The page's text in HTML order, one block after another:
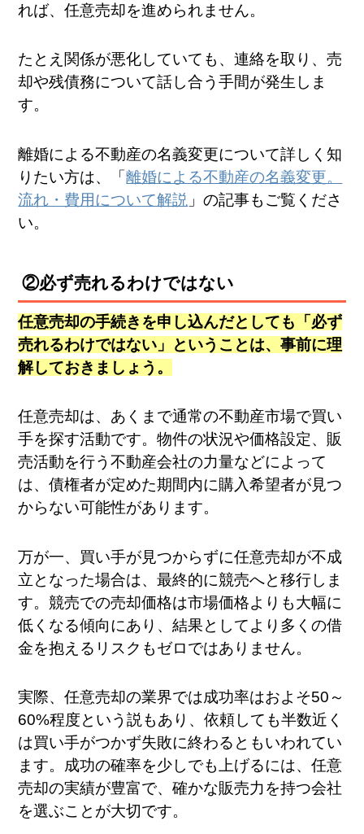
れば、任意売却を進められません。
たとえ関係が悪化していても、連絡を取り、売
却や残債務について話し合う手間が発生しま
す。
離婚による不動産の名義変更について詳しく知
りたい方は、「離婚による不動産の名義変更。
流れ・費用について解説 」の記事もご覧くださ
い。
②必ず売れるわけではない
任意売却の手続きを申し込んだとしても「必ず
売れるわけではない」ということは、事前に理
解しておきましょう。
任意売却は、あくまで通常の不動産市場で買い
手を探す活動です。物件の状況や価格設定、販
売活動を行う不動産会社の力量などによって
は、債権者が定めた期間内に購入希望者が見つ
からない可能性があります。
万が一、買い手が見つからずに任意売却が不成
立となった場合は、最終的に競売へと移行しま
す。競売での売却価格は市場価格よりも大幅に
低くなる傾向にあり、結果としてより多くの借
金を抱えるリスクもゼロではありません。
実際、任意売却の業界では成功率はおよそ50～
60%程度という説もあり、依頼しても半数近く
は買い手がつかず失敗に終わるともいわれてい
ます。成功の確率を少しでも上げるには、任意
売却の実績が豊富で、確かな販売力を持つ会社
を選ぶことが大切です。